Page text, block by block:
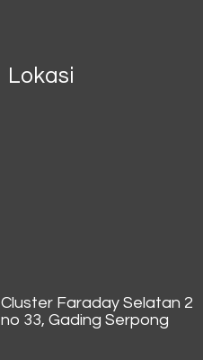
Lokasi
Cluster Faraday Selatan 2
no 33, Gading Serpong